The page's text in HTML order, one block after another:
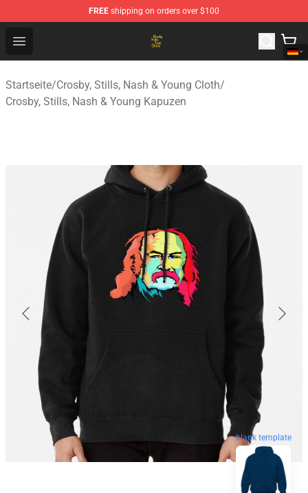
FREE shipping on orders over $100
Open menu
Crosby, Stills, Nash & Young Store - Official Crosby,
Startseite/Crosby, Stills, Nash & Young Cloth/
Crosby, Stills, Nash & Young Kapuzen
blank template